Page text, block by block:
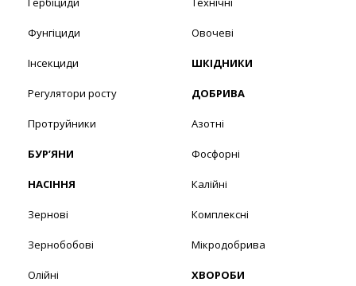
Фунгіциди
Інсекциди
Регулятори росту
Протруйники
БУР’ЯНИ
НАСІННЯ
Зернові
Зернобобові
Олійні
Овочеві
ШКІДНИКИ
ДОБРИВА
Азотні
Фосфорні
Калійні
Комплексні
Мікродобрива
ХВОРОБИ